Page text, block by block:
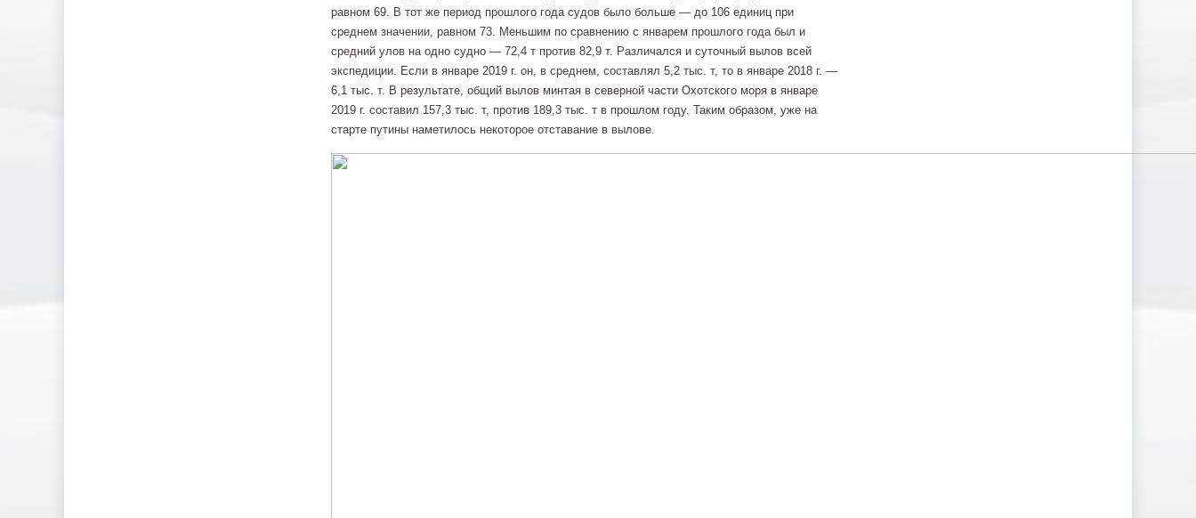
равном 69. В тот же период прошлого года судов было больше — до 106 единиц при
среднем значении, равном 73. Меньшим по сравнению с январем прошлого года был и
средний улов на одно судно — 72,4 т против 82,9 т. Различался и суточный вылов всей
экспедиции. Если в январе 2019 г. он, в среднем, составлял 5,2 тыс. т, то в январе 2018 г. —
6,1 тыс. т. В результате, общий вылов минтая в северной части Охотского моря в январе
2019 г. составил 157,3 тыс. т, против 189,3 тыс. т в прошлом году. Таким образом, уже на
старте путины наметилось некоторое отставание в вылове.